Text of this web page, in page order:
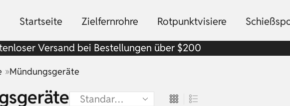
Startseite Zielfernrohre Rotpunktvisiere
Versand bei Bestellungen über $200
»Mündungsgeräte